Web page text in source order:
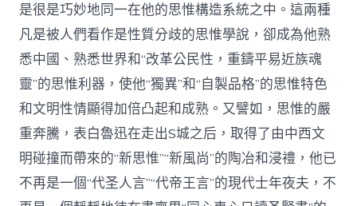
是很是巧妙地同一在他的思惟構造系統之中。這兩種
凡是被人們看作是性質分歧的思惟學說，卻成為他熟
悉中國、熟悉世界和“改革公民性，重鑄平易近族魂
靈”的思惟利器，使他“獨異”和“自製品格”的思惟特色
和文明性情顯得加倍凸起和成熟。又譬如，思惟的嚴
重奔騰，表白魯迅在走出S城之后，取得了由中西文
明碰撞而帶來的“新思惟”“新風尚”的陶冶和浸禮，他已
不再是一個“代圣人言”“代帝王言”的現代士年夜夫，不